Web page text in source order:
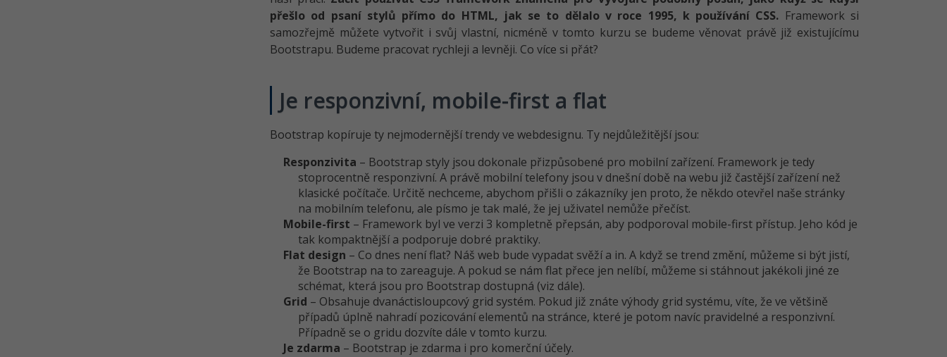
přešlo od psaní stylů přímo do HTML, jak se to dělalo v roce 1995, k používání CSS. Framework si
samozřejmě můžete vytvořit i svůj vlastní, nicméně v tomto kurzu se budeme věnovat právě již existujícímu
Bootstrapu. Budeme pracovat rychleji a levněji. Co více si přát?
Je responzivní, mobile-first a flat
Bootstrap kopíruje ty nejmodernější trendy ve webdesignu. Ty nejdůležitější jsou:
Responzivita – Bootstrap styly jsou dokonale přizpůsobené pro mobilní zařízení. Framework je tedy
stoprocentně responzivní. A právě mobilní telefony jsou v dnešní době na webu již častější zařízení než
klasické počítače. Určitě nechceme, abychom přišli o zákazníky jen proto, že někdo otevřel naše stránky
na mobilním telefonu, ale písmo je tak malé, že jej uživatel nemůže přečíst.
Mobile-first – Framework byl ve verzi 3 kompletně přepsán, aby podporoval mobile-first přístup. Jeho kód je
tak kompaktnější a podporuje dobré praktiky.
Flat design – Co dnes není flat? Náš web bude vypadat svěží a in. A když se trend změní, můžeme si být jistí,
že Bootstrap na to zareaguje. A pokud se nám flat přece jen nelíbí, můžeme si stáhnout jakékoli jiné ze
schémat, která jsou pro Bootstrap dostupná (viz dále).
Grid – Obsahuje dvanáctisloupcový grid systém. Pokud již znáte výhody grid systému, víte, že ve většině
případů úplně nahradí pozicování elementů na stránce, které je potom navíc pravidelné a responzivní.
Případně se o gridu dozvíte dále v tomto kurzu.
Je zdarma – Bootstrap je zdarma i pro komerční účely.